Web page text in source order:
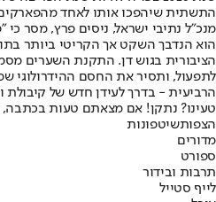
התשתית שיהפכו אותו לאחד מהפארקים
מנכ"ל נתיבי ישראל, ניסים פרץ, מסר
הוא הנדבך השקט אך הקריטי ביותר
הציבורית בגוש דן. התקנת השערים
לתפעול, ותסיר את החסם ההידרולוגי
הרביעית - בדרך לעידן חדש של קיבולת
טעינו? נתקן! אם מצאתם טעות
הצפותשיטפונות
מדורים
ספורט
תרבות ובידור
לייף סטייל